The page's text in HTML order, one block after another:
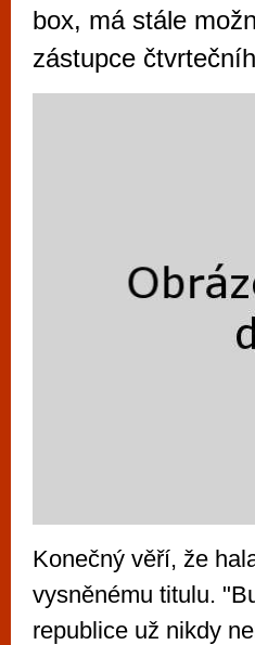
box, má stále
zástupce
Konečný věří, že
vysněnému titulu.
republice už nikdy